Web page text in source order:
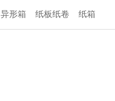
异形箱 纸板纸卷 纸箱